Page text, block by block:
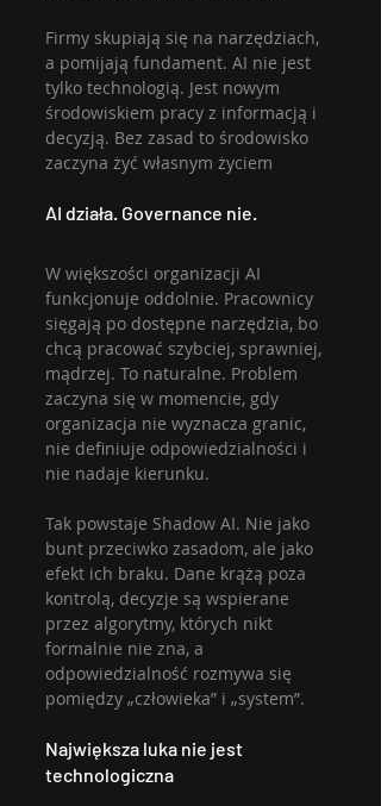
Firmy skupiają się na narzędziach,
a pomijają fundament. AI nie jest
tylko technologią. Jest nowym
środowiskiem pracy z informacją i
decyzją. Bez zasad to środowisko
zaczyna żyć własnym życiem
AI działa. Governance nie.
W większości organizacji AI
funkcjonuje oddolnie. Pracownicy
sięgają po dostępne narzędzia, bo
chcą pracować szybciej, sprawniej,
mądrzej. To naturalne. Problem
zaczyna się w momencie, gdy
organizacja nie wyznacza granic,
nie definiuje odpowiedzialności i
nie nadaje kierunku.
Tak powstaje Shadow AI. Nie jako
bunt przeciwko zasadom, ale jako
efekt ich braku. Dane krążą poza
kontrolą, decyzje są wspierane
przez algorytmy, których nikt
formalnie nie zna, a
odpowiedzialność rozmywa się
pomiędzy „człowieka” i „system”.
Największa luka nie jest
technologiczna